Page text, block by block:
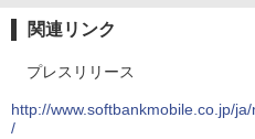
関連リンク
プレスリリース
http://www.softbankmobile.co.jp/
/